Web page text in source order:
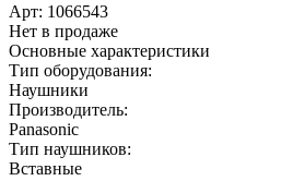
Арт: 1066543
Нет в продаже
Основные характеристики
Тип оборудования:
Наушники
Производитель:
Panasonic
Тип наушников:
Вставные